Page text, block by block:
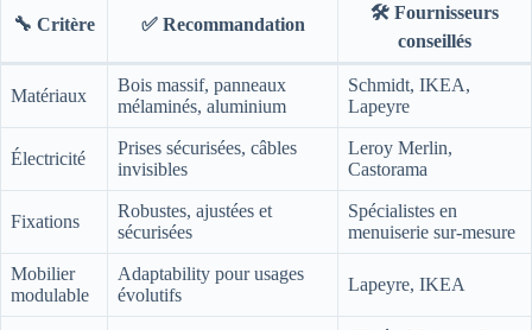
🔧 Critère ✅ Recommandation
🛠️ Fournisseurs
conseillés
Matériaux
Bois massif, panneaux
mélaminés, aluminium
Schmidt, IKEA,
Lapeyre
Électricité
Prises sécurisées, câbles
invisibles
Leroy Merlin,
Castorama
Fixations
Robustes, ajustées et
sécurisées
Spécialistes en
menuiserie sur-mesure
Mobilier
modulable
Adaptability pour usages
évolutifs
Lapeyre, IKEA